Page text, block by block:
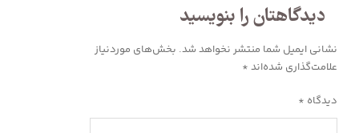
دیدگاهتان را بنویسید
نشانی ایمیل شما منتشر نخواهد شد. بخش‌های موردنیاز
علامت‌گذاری شده‌اند *
دیدگاه *